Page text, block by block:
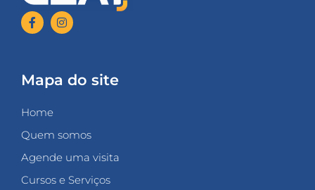
Mapa do site
Home
Quem somos
Agende uma visita
Cursos e Serviços